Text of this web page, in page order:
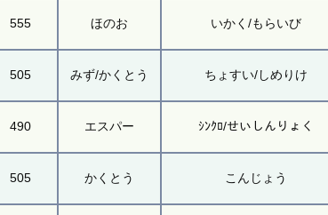
555 ほのお いかく/もらいび
505 みず/かくとう ちょすい/しめりけ
490 エスパー ｼﾝｸﾛ/せいしんりょく
505 かくとう こんじょう